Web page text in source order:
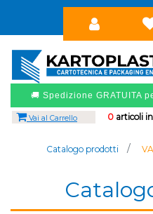
🚚 Spedizione GRATUITA
0articoli
Vai al Carrello
Catalogo prodotti